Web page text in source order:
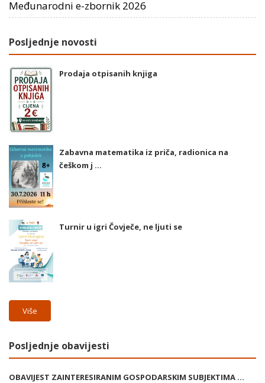
Međunarodni e-zbornik 2026
Posljednje novosti
Prodaja otpisanih knjiga
Zabavna matematika iz priča, radionica na
češkom j ...
Turnir u igri Čovječe, ne ljuti se
Više
Posljednje obavijesti
OBAVIJEST ZAINTERESIRANIM GOSPODARSKIM SUBJEKTIMA ...